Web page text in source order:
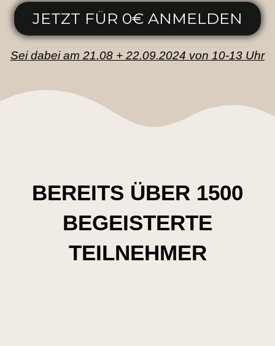
JETZT FÜR 0€ ANMELDEN
Sei dabei am 21.08 + 22.09.2024 von 10-13 Uhr
BEREITS ÜBER 1500
BEGEISTERTE
TEILNEHMER